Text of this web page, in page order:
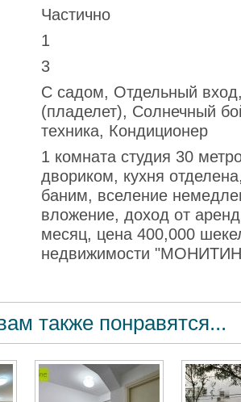
Частично
1
3
С садом, Отдельный
(пладелет), Солнечный
техника, Кондиционер
1 комната студия 30
двориком, кухня
баним, вселение
вложение, доход от
месяц, цена 400,000
недвижимости
также понравятся...